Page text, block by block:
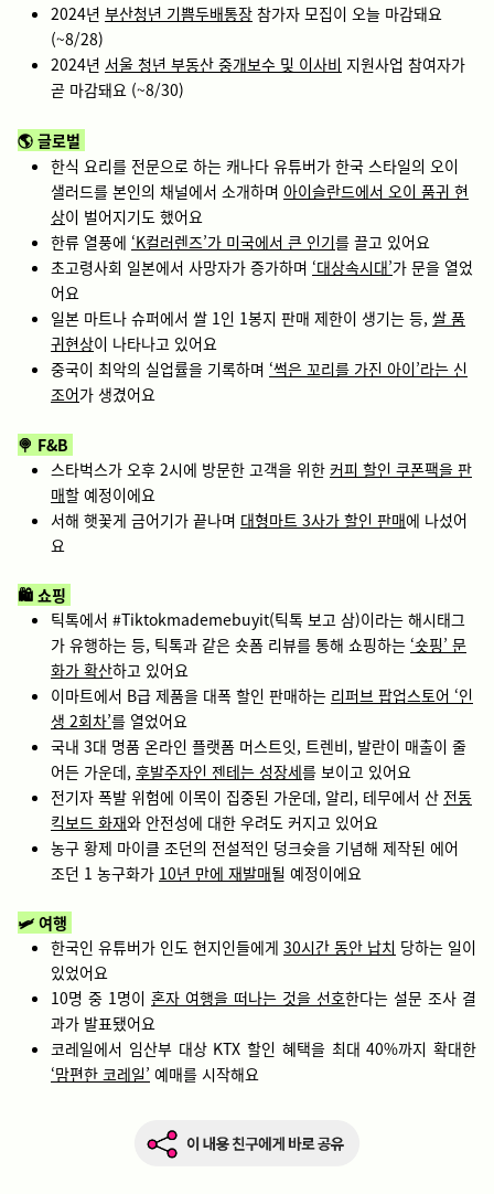
2024년 부산청년 기쁨두배통장 참가자 모집이 오늘 마감돼요
(~8/28)
2024년 서울 청년 부동산 중개보수 및 이사비 지원사업 참여자가
곧 마감돼요 (~8/30)
🌎 글로벌
한식 요리를 전문으로 하는 캐나다 유튜버가 한국 스타일의 오이
샐러드를 본인의 채널에서 소개하며 아이슬란드에서 오이 품귀 현
상이 벌어지기도 했어요
한류 열풍에 ‘K컬러렌즈’가 미국에서 큰 인기를 끌고 있어요
초고령사회 일본에서 사망자가 증가하며 ‘대상속시대’가 문을 열었
어요
일본 마트나 슈퍼에서 쌀 1인 1봉지 판매 제한이 생기는 등, 쌀 품
귀현상이 나타나고 있어요
중국이 최악의 실업률을 기록하며 ‘썩은 꼬리를 가진 아이’라는 신
조어가 생겼어요
🍭 F&B
스타벅스가 오후 2시에 방문한 고객을 위한 커피 할인 쿠폰팩을 판
매할 예정이에요
서해 햇꽃게 금어기가 끝나며 대형마트 3사가 할인 판매에 나섰어
요
🛍️ 쇼핑
틱톡에서 #Tiktokmademebuyit(틱톡 보고 삼)이라는 해시태그
가 유행하는 등, 틱톡과 같은 숏폼 리뷰를 통해 쇼핑하는 ‘숏핑’ 문
화가 확산하고 있어요
이마트에서 B급 제품을 대폭 할인 판매하는 리퍼브 팝업스토어 ‘인
생 2회차’를 열었어요
국내 3대 명품 온라인 플랫폼 머스트잇, 트렌비, 발란이 매출이 줄
어든 가운데, 후발주자인 젠테는 성장세를 보이고 있어요
전기자 폭발 위험에 이목이 집중된 가운데, 알리, 테무에서 산 전동
킥보드 화재와 안전성에 대한 우려도 커지고 있어요
농구 황제 마이클 조던의 전설적인 덩크슛을 기념해 제작된 에어
조던 1 농구화가 10년 만에 재발매될 예정이에요
🛩️ 여행
한국인 유튜버가 인도 현지인들에게 30시간 동안 납치 당하는 일이
있었어요
10명 중 1명이 혼자 여행을 떠나는 것을 선호한다는 설문 조사 결
과가 발표됐어요
코레일에서 임산부 대상 KTX 할인 혜택을 최대 40%까지 확대한
‘맘편한 코레일’ 예매를 시작해요